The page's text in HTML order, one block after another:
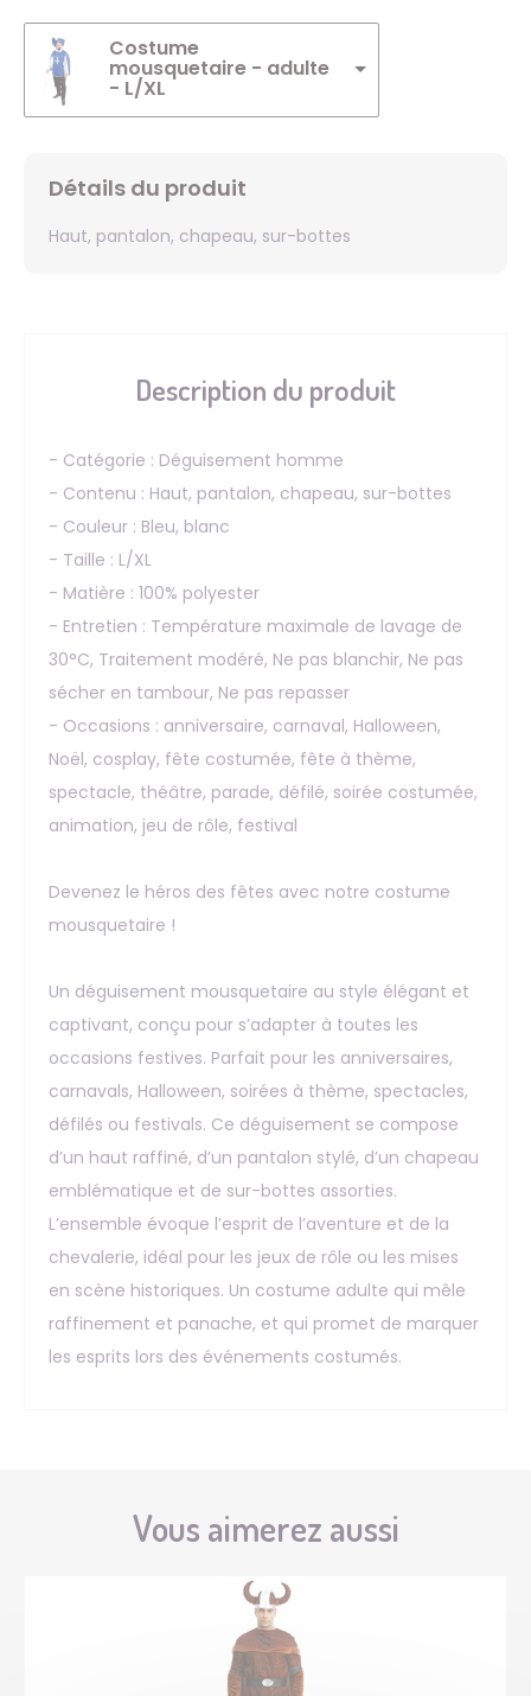
Costume
mousquetaire - adulte
- L/XL
Détails du produit
Haut, pantalon, chapeau, sur-bottes
Description du produit
- Catégorie : Déguisement homme
- Contenu : Haut, pantalon, chapeau, sur-bottes
- Couleur : Bleu, blanc
- Taille : L/XL
- Matière : 100% polyester
- Entretien : Température maximale de lavage de
30°C, Traitement modéré, Ne pas blanchir, Ne pas
sécher en tambour, Ne pas repasser
- Occasions : anniversaire, carnaval, Halloween,
Noël, cosplay, fête costumée, fête à thème,
spectacle, théâtre, parade, défilé, soirée costumée,
animation, jeu de rôle, festival
Devenez le héros des fêtes avec notre costume
mousquetaire !
Un déguisement mousquetaire au style élégant et
captivant, conçu pour s’adapter à toutes les
occasions festives. Parfait pour les anniversaires,
carnavals, Halloween, soirées à thème, spectacles,
défilés ou festivals. Ce déguisement se compose
d’un haut raffiné, d’un pantalon stylé, d’un chapeau
emblématique et de sur-bottes assorties.
L’ensemble évoque l’esprit de l’aventure et de la
chevalerie, idéal pour les jeux de rôle ou les mises
en scène historiques. Un costume adulte qui mêle
raffinement et panache, et qui promet de marquer
les esprits lors des événements costumés.
Vous aimerez aussi